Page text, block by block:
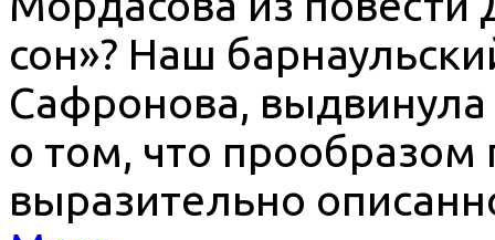
сон»? Наш
Сафронова, выдвинула
о том, что прообразом
выразительно